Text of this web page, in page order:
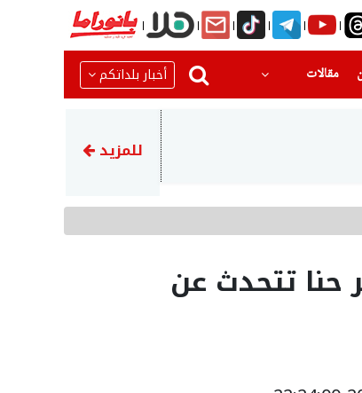
(current) مقالات أخبار بلداتكم
حالة الطقس: انخفاض طفيف
للمزيد
تتحدث عن